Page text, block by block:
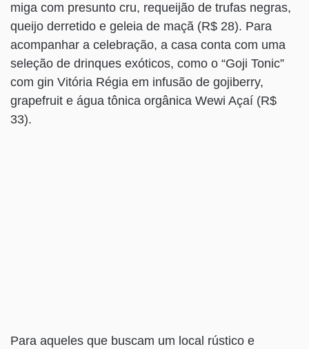
miga com presunto cru, requeijão de trufas negras,
queijo derretido e geleia de maçã (R$ 28). Para
acompanhar a celebração, a casa conta com uma
seleção de drinques exóticos, como o “Goji Tonic”
com gin Vitória Régia em infusão de gojiberry,
grapefruit e água tônica orgânica Wewi Açaí (R$
33).
Para aqueles que buscam um local rústico e